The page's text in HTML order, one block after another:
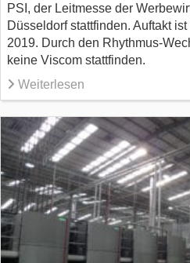
PSI, der Leitmesse der
Düsseldorf stattfinden. Auftakt
2019. Durch den Rhythmus-
keine Viscom stattfinden.
Weiterlesen